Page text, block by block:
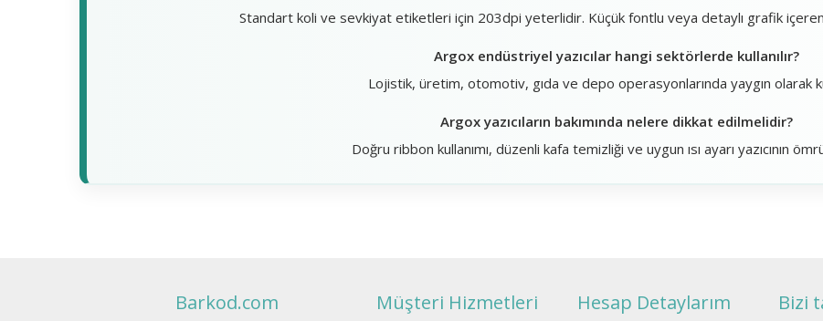
Standart koli ve sevkiyat etiketleri için 203dpi yeterlidir. Küçük fontlu veya detaylı grafik
Argox endüstriyel yazıcılar hangi sektörlerde kullanılır?
Lojistik, üretim, otomotiv, gıda ve depo operasyonlarında yaygın olarak
Argox yazıcıların bakımında nelere dikkat edilmelidir?
Doğru ribbon kullanımı, düzenli kafa temizliği ve uygun ısı ayarı yazıcının
Barkod.com Müşteri Hizmetleri Hesap Detaylarım Bizi